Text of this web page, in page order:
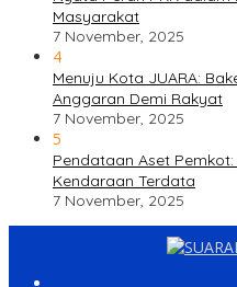
Masyarakat
7 November, 2025
4
Menuju Kota JUARA:
Anggaran Demi Rakyat
7 November, 2025
5
Pendataan Aset
Kendaraan Terdata
7 November, 2025